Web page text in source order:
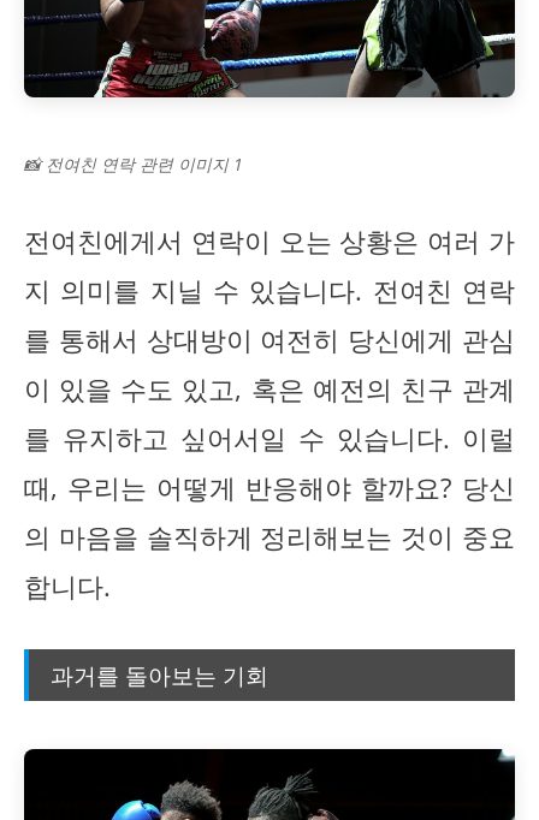
📸 전여친 연락 관련 이미지 1
전여친에게서 연락이 오는 상황은 여러 가
지 의미를 지닐 수 있습니다. 전여친 연락
를 통해서 상대방이 여전히 당신에게 관심
이 있을 수도 있고, 혹은 예전의 친구 관계
를 유지하고 싶어서일 수 있습니다. 이럴
때, 우리는 어떻게 반응해야 할까요? 당신
의 마음을 솔직하게 정리해보는 것이 중요
합니다.
과거를 돌아보는 기회